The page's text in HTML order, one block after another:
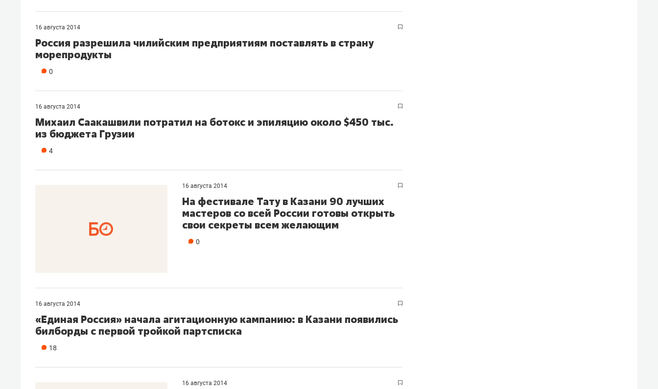
16 августа 2014
Россия разрешила чилийским предприятиям поставлять в страну
морепродукты
0
16 августа 2014
Михаил Саакашвили потратил на ботокс и эпиляцию около $450 тыс.
из бюджета Грузии
4
16 августа 2014
На фестивале Тату в Казани 90 лучших
мастеров со всей России готовы открыть
свои секреты всем желающим
0
16 августа 2014
«Единая Россия» начала агитационную кампанию: в Казани появились
билборды с первой тройкой партсписка
18
16 августа 2014